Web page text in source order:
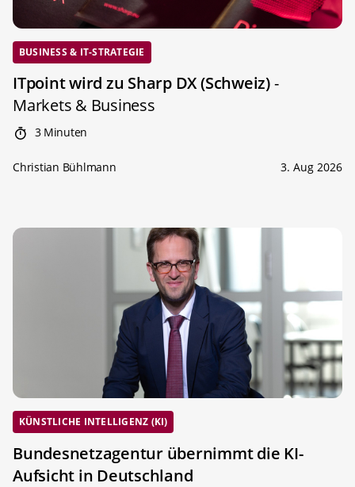
BUSINESS & IT-STRATEGIE
ITpoint wird zu Sharp DX (Schweiz)-
Markets & Business
3 Minuten
Christian Bühlmann 3. Aug 2026
KÜNSTLICHE INTELLIGENZ (KI)
Bundesnetzagentur übernimmt die KI-
Aufsicht in Deutschland